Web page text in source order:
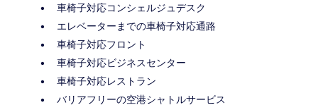
車椅子対応コンシェルジュデスク
エレベーターまでの車椅子対応通路
車椅子対応フロント
車椅子対応ビジネスセンター
車椅子対応レストラン
バリアフリーの空港シャトルサービス